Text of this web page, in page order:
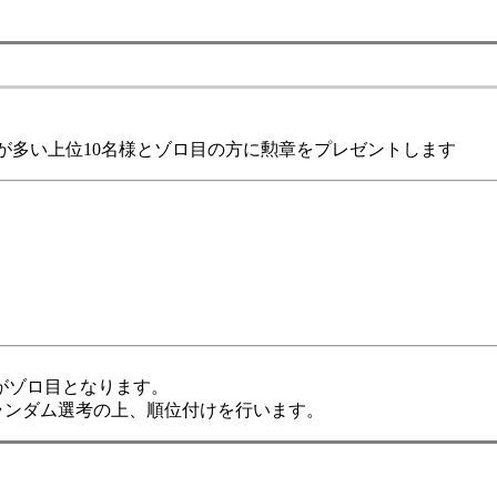
い上位10名様とゾロ目の方に勲章をプレゼントします
ロ目となります。
ダム選考の上、順位付けを行います。